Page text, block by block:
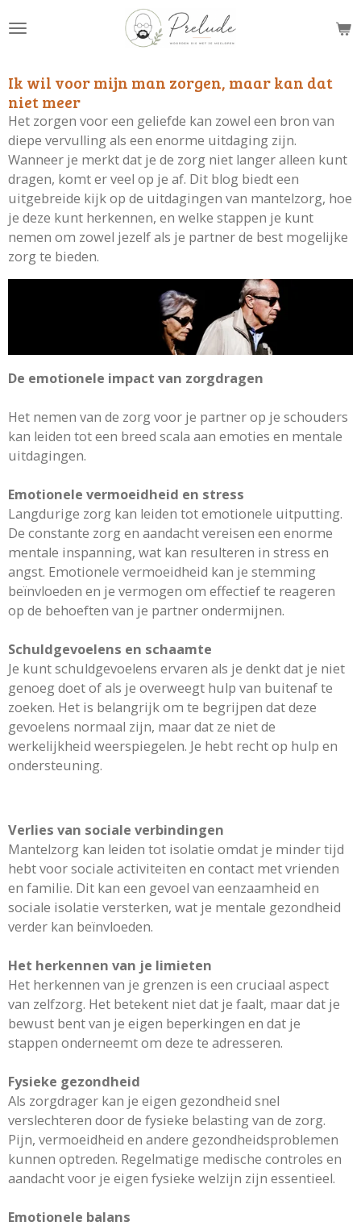
direct
de
hoofdinhoud
Ik wil voor mijn man zorgen, maar kan dat
niet meer
Het zorgen voor een geliefde kan zowel een bron van
diepe vervulling als een enorme uitdaging zijn.
Wanneer je merkt dat je de zorg niet langer alleen kunt
dragen, komt er veel op je af. Dit blog biedt een
uitgebreide kijk op de uitdagingen van mantelzorg, hoe
je deze kunt herkennen, en welke stappen je kunt
nemen om zowel jezelf als je partner de best mogelijke
zorg te bieden.
De emotionele impact van zorgdragen
Het nemen van de zorg voor je partner op je schouders
kan leiden tot een breed scala aan emoties en mentale
uitdagingen.
Emotionele vermoeidheid en stress
Langdurige zorg kan leiden tot emotionele uitputting.
De constante zorg en aandacht vereisen een enorme
mentale inspanning, wat kan resulteren in stress en
angst. Emotionele vermoeidheid kan je stemming
beïnvloeden en je vermogen om effectief te reageren
op de behoeften van je partner ondermijnen.
Schuldgevoelens en schaamte
Je kunt schuldgevoelens ervaren als je denkt dat je niet
genoeg doet of als je overweegt hulp van buitenaf te
zoeken. Het is belangrijk om te begrijpen dat deze
gevoelens normaal zijn, maar dat ze niet de
werkelijkheid weerspiegelen. Je hebt recht op hulp en
ondersteuning.
Verlies van sociale verbindingen
Mantelzorg kan leiden tot isolatie omdat je minder tijd
hebt voor sociale activiteiten en contact met vrienden
en familie. Dit kan een gevoel van eenzaamheid en
sociale isolatie versterken, wat je mentale gezondheid
verder kan beïnvloeden.
Het herkennen van je limieten
Het herkennen van je grenzen is een cruciaal aspect
van zelfzorg. Het betekent niet dat je faalt, maar dat je
bewust bent van je eigen beperkingen en dat je
stappen onderneemt om deze te adresseren.
Fysieke gezondheid
Als zorgdrager kan je eigen gezondheid snel
verslechteren door de fysieke belasting van de zorg.
Pijn, vermoeidheid en andere gezondheidsproblemen
kunnen optreden. Regelmatige medische controles en
aandacht voor je eigen fysieke welzijn zijn essentieel.
Emotionele balans